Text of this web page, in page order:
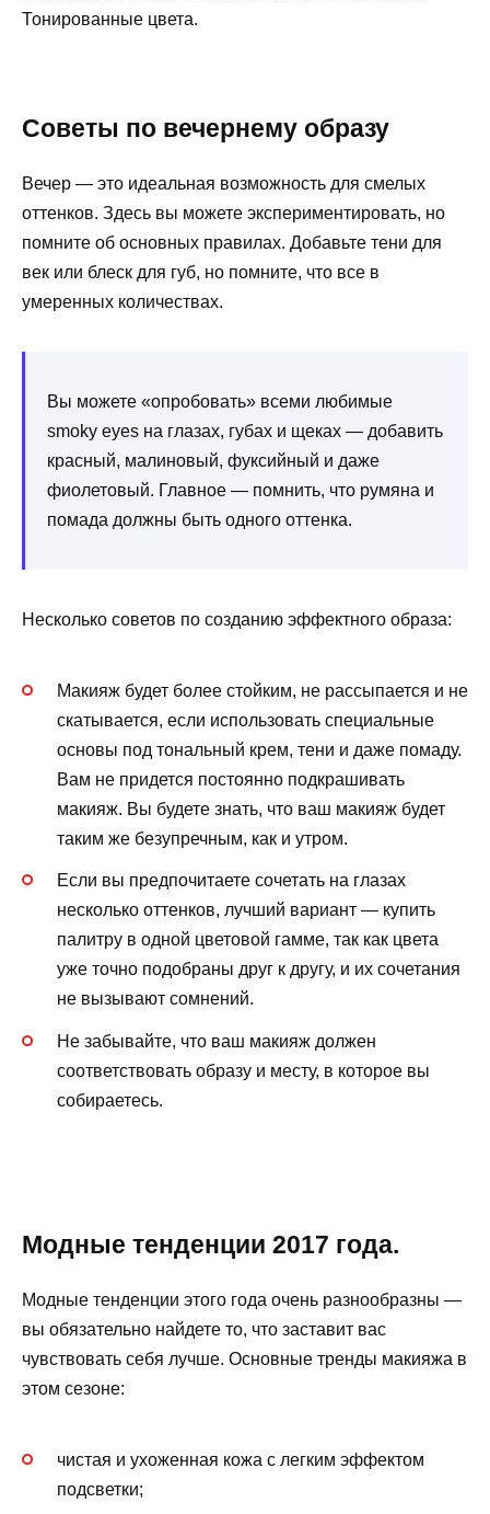
Тонированные цвета.
Советы по вечернему образу
Вечер — это идеальная возможность для смелых
оттенков. Здесь вы можете экспериментировать, но
помните об основных правилах. Добавьте тени для
век или блеск для губ, но помните, что все в
умеренных количествах.
Вы можете «опробовать» всеми любимые
smoky eyes на глазах, губах и щеках — добавить
красный, малиновый, фуксийный и даже
фиолетовый. Главное — помнить, что румяна и
помада должны быть одного оттенка.
Несколько советов по созданию эффектного образа:
Макияж будет более стойким, не рассыпается и не
скатывается, если использовать специальные
основы под тональный крем, тени и даже помаду.
Вам не придется постоянно подкрашивать
макияж. Вы будете знать, что ваш макияж будет
таким же безупречным, как и утром.
Если вы предпочитаете сочетать на глазах
несколько оттенков, лучший вариант — купить
палитру в одной цветовой гамме, так как цвета
уже точно подобраны друг к другу, и их сочетания
не вызывают сомнений.
Не забывайте, что ваш макияж должен
соответствовать образу и месту, в которое вы
собираетесь.
Модные тенденции 2017 года.
Модные тенденции этого года очень разнообразны —
вы обязательно найдете то, что заставит вас
чувствовать себя лучше. Основные тренды макияжа в
этом сезоне:
чистая и ухоженная кожа с легким эффектом
подсветки;